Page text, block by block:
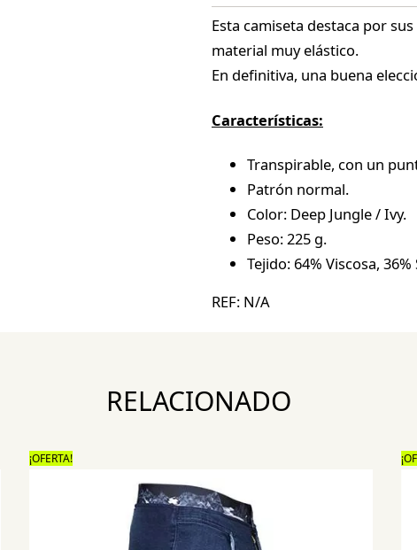
Esta camiseta destaca por
material muy elástico.
En definitiva, una buena
Características:
Transpirable, con un
Patrón normal.
Color: Deep Jungle / Ivy.
Peso: 225 g.
Tejido: 64% Viscosa,
REF: N/A
RELACIONADO
¡OFERTA!